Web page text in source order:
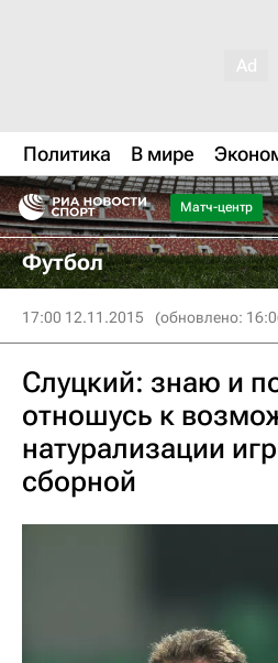
Политика В мире
Матч-центр
Футбол
17:00 12.11.2015 (обновлено:
Слуцкий: знаю и
отношусь к
натурализации
сборной